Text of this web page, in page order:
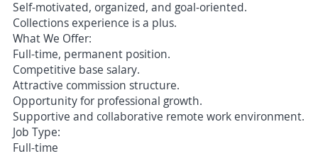
Self-motivated, organized, and goal-oriented.
Collections experience is a plus.
What We Offer:
Full-time, permanent position.
Competitive base salary.
Attractive commission structure.
Opportunity for professional growth.
Supportive and collaborative remote work environment.
Job Type:
Full-time